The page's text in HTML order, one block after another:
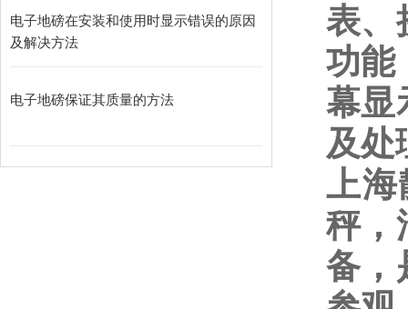
电子地磅在安装和使用时显示错误的原因
及解决方法
电子地磅保证其质量的方法
表、
功能
幕显
及处
上海
秤，
备，